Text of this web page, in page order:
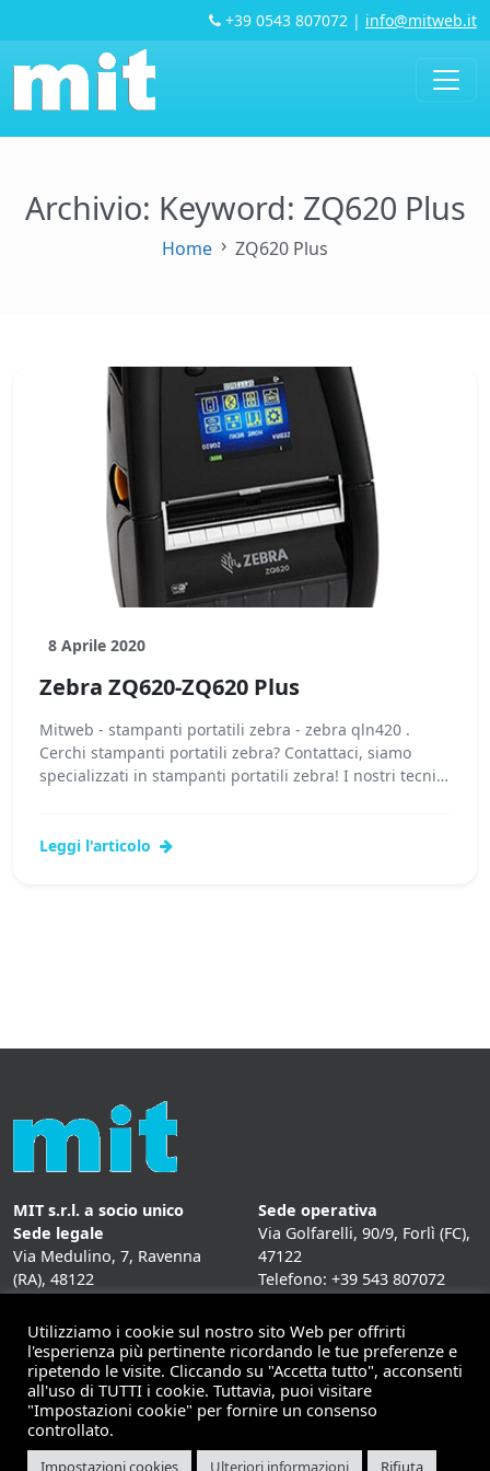
+39 0543 807072 | info@mitweb.it
Archivio: Keyword: ZQ620 Plus
Home ZQ620 Plus
8 Aprile 2020
Zebra ZQ620-ZQ620 Plus
Mitweb - stampanti portatili zebra - zebra qln420 .
Cerchi stampanti portatili zebra? Contattaci, siamo
specializzati in stampanti portatili zebra! I nostri tecnici
Leggi l'articolo
MIT s.r.l. a socio unico
Sede legale
Via Medulino, 7, Ravenna
(RA), 48122
Sede operativa
Via Golfarelli, 90/9, Forlì (FC),
47122
Telefono: +39 543 807072
Mail: info@mitweb.it
INFORMATIVE
Privacy Policy
Cookie Policy
Utilizziamo i cookie sul nostro sito Web per offrirti
l'esperienza più pertinente ricordando le tue preferenze e
ripetendo le visite. Cliccando su "Accetta tutto", acconsenti
all'uso di TUTTI i cookie. Tuttavia, puoi visitare
"Impostazioni cookie" per fornire un consenso
controllato.
Impostazioni cookies Ulteriori informazioni Rifiuta